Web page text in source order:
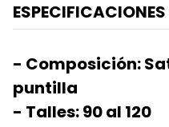
- Composición:
puntilla
- Talles: 90 al 120